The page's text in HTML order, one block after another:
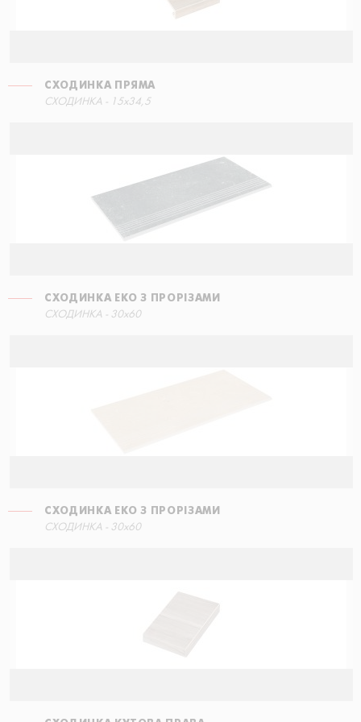
СХОДИНКА ПРЯМА
СХОДИНКА - 15x34,5
СХОДИНКА ЕКО З ПРОРІЗАМИ
СХОДИНКА - 30x60
СХОДИНКА ЕКО З ПРОРІЗАМИ
СХОДИНКА - 30x60
СХОДИНКА ПРЯМА
90x34,5
СХОДИНКА ПРЯМА
60x34,5
СХОДИНКА ПРЯМА
60x34,5